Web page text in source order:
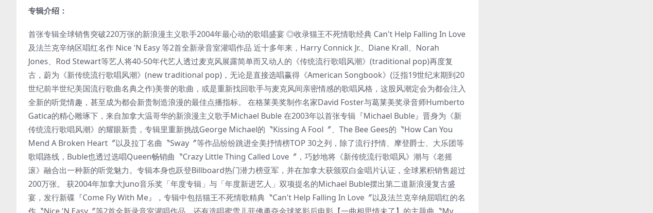
专辑介绍：
首张专辑全球销售突破220万张的新浪漫主义歌手2004年最心动的歌唱盛宴 ◎收录猫王不死情歌经典 Can't Help Falling In Love
及法兰克辛纳区唱红名作 Nice 'N Easy 等2首全新录音室灌唱作品 近十多年来，Harry Connick Jr.、Diane Krall、Norah
Jones、Rod Stewart等艺人将40-50年代艺人透过麦克风展露简单而又动人的《传统流行歌唱风潮》(traditional pop)再度复
古，蔚为《新传统流行歌唱风潮》(new traditional pop)，无论是直接选唱赢得《American Songbook》(泛指19世纪末期到20
世纪前半世纪美国流行歌曲名典之作)美誉的歌曲，或是重新找回歌手与麦克风间亲密情感的歌唱风格，这股风潮定会为都会注入
全新的听觉情趣，甚至成为都会新贵制造浪漫的最佳点播指标。 在格莱美奖制作名家David Foster与葛莱美奖录音师Humberto
Gatica的精心雕琢下，来自加拿大温哥华的新浪漫主义歌手Michael Buble 在2003年以首张专辑『Michael Buble』晋身为《新
传统流行歌唱风潮》的耀眼新贵，专辑里重新挑战George Michael的〝Kissing A Fool〞、The Bee Gees的〝How Can You
Mend A Broken Heart〞以及拉丁名曲〝Sway〞等作品纷纷跳进全美抒情榜TOP 30之列，除了流行抒情、摩登爵士、大乐团等
歌唱路线，Buble也透过选唱Queen畅销曲〝Crazy Little Thing Called Love〞，巧妙地将《新传统流行歌唱风》潮与《老摇
滚》融合出一种新的听觉魅力。专辑本身也跃登Billboard热门潜力榜亚军，并在加拿大获颁双白金唱片认证，全球累积销售超过
200万张。 获2004年加拿大Juno音乐奖「年度专辑」与「年度新进艺人」双项提名的Michael Buble摆出第二道新浪漫复古盛
宴，发行新碟『Come Fly With Me』，专辑中包括猫王不死情歌精典〝Can't Help Falling In Love〞以及法兰克辛纳屈唱红的名